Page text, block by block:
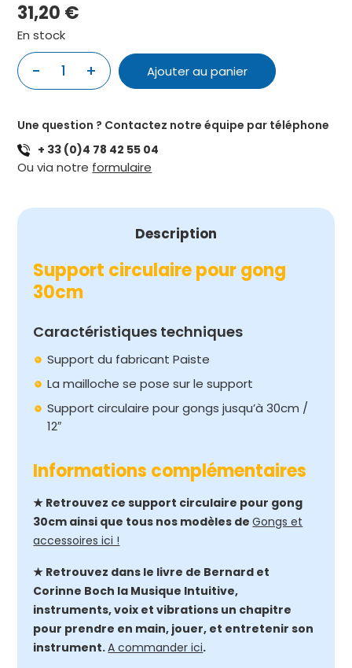
31,20 €
En stock
-
quantité
CIRCULAIRE
POUR
GONG
1 + Ajouter au panier
Une question ? Contactez notre équipe par téléphone
+ 33 (0)4 78 42 55 04
Ou via notre formulaire
Description
Support circulaire pour gong
30cm
Caractéristiques techniques
Support du fabricant Paiste
La mailloche se pose sur le support
Support circulaire pour gongs jusqu’à 30cm /
12″
Informations complémentaires
★ Retrouvez ce support circulaire pour gong
30cm ainsi que tous nos modèles deGongs et
accessoires ici !
★ Retrouvez dans le livre de Bernard et
Corinne Boch la Musique Intuitive,
instruments, voix et vibrations un chapitre
pour prendre en main, jouer, et entretenir son
instrument.A commander ici.